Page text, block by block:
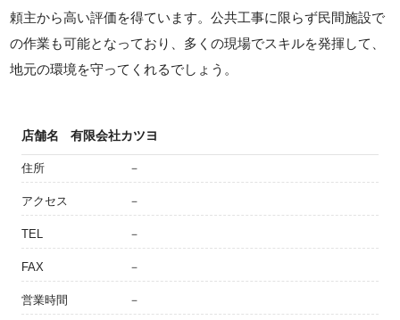
頼主から高い評価を得ています。公共工事に限らず民間施設で
の作業も可能となっており、多くの現場でスキルを発揮して、
地元の環境を守ってくれるでしょう。
店舗名 有限会社カツヨ
住所 －
アクセス －
TEL －
FAX －
営業時間 －